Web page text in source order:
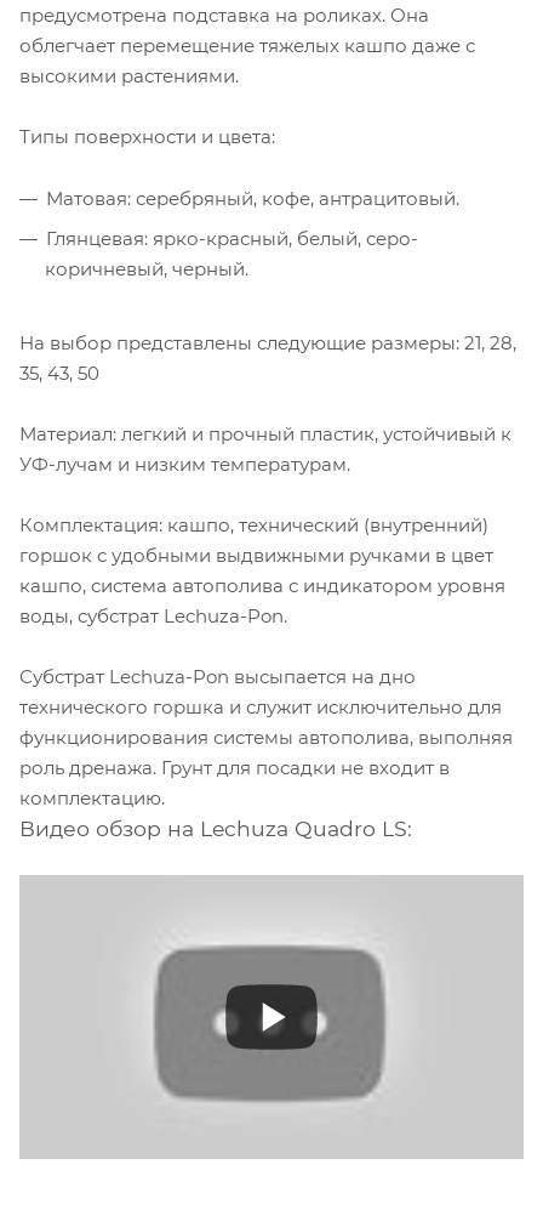
предусмотрена подставка на роликах. Она
облегчает перемещение тяжелых кашпо даже с
высокими растениями.
Типы поверхности и цвета:
Матовая: серебряный, кофе, антрацитовый.
Глянцевая: ярко-красный, белый, серо-
коричневый, черный.
На выбор представлены следующие размеры: 21, 28,
35, 43, 50
Материал: легкий и прочный пластик, устойчивый к
УФ-лучам и низким температурам.
Комплектация: кашпо, технический (внутренний)
горшок с удобными выдвижными ручками в цвет
кашпо, система автополива с индикатором уровня
воды, субстрат Lechuza-Pon.
Субстрат Lechuza-Pon высыпается на дно
технического горшка и служит исключительно для
функционирования системы автополива, выполняя
роль дренажа. Грунт для посадки не входит в
комплектацию.
Видео обзор на Lechuza Quadro LS: